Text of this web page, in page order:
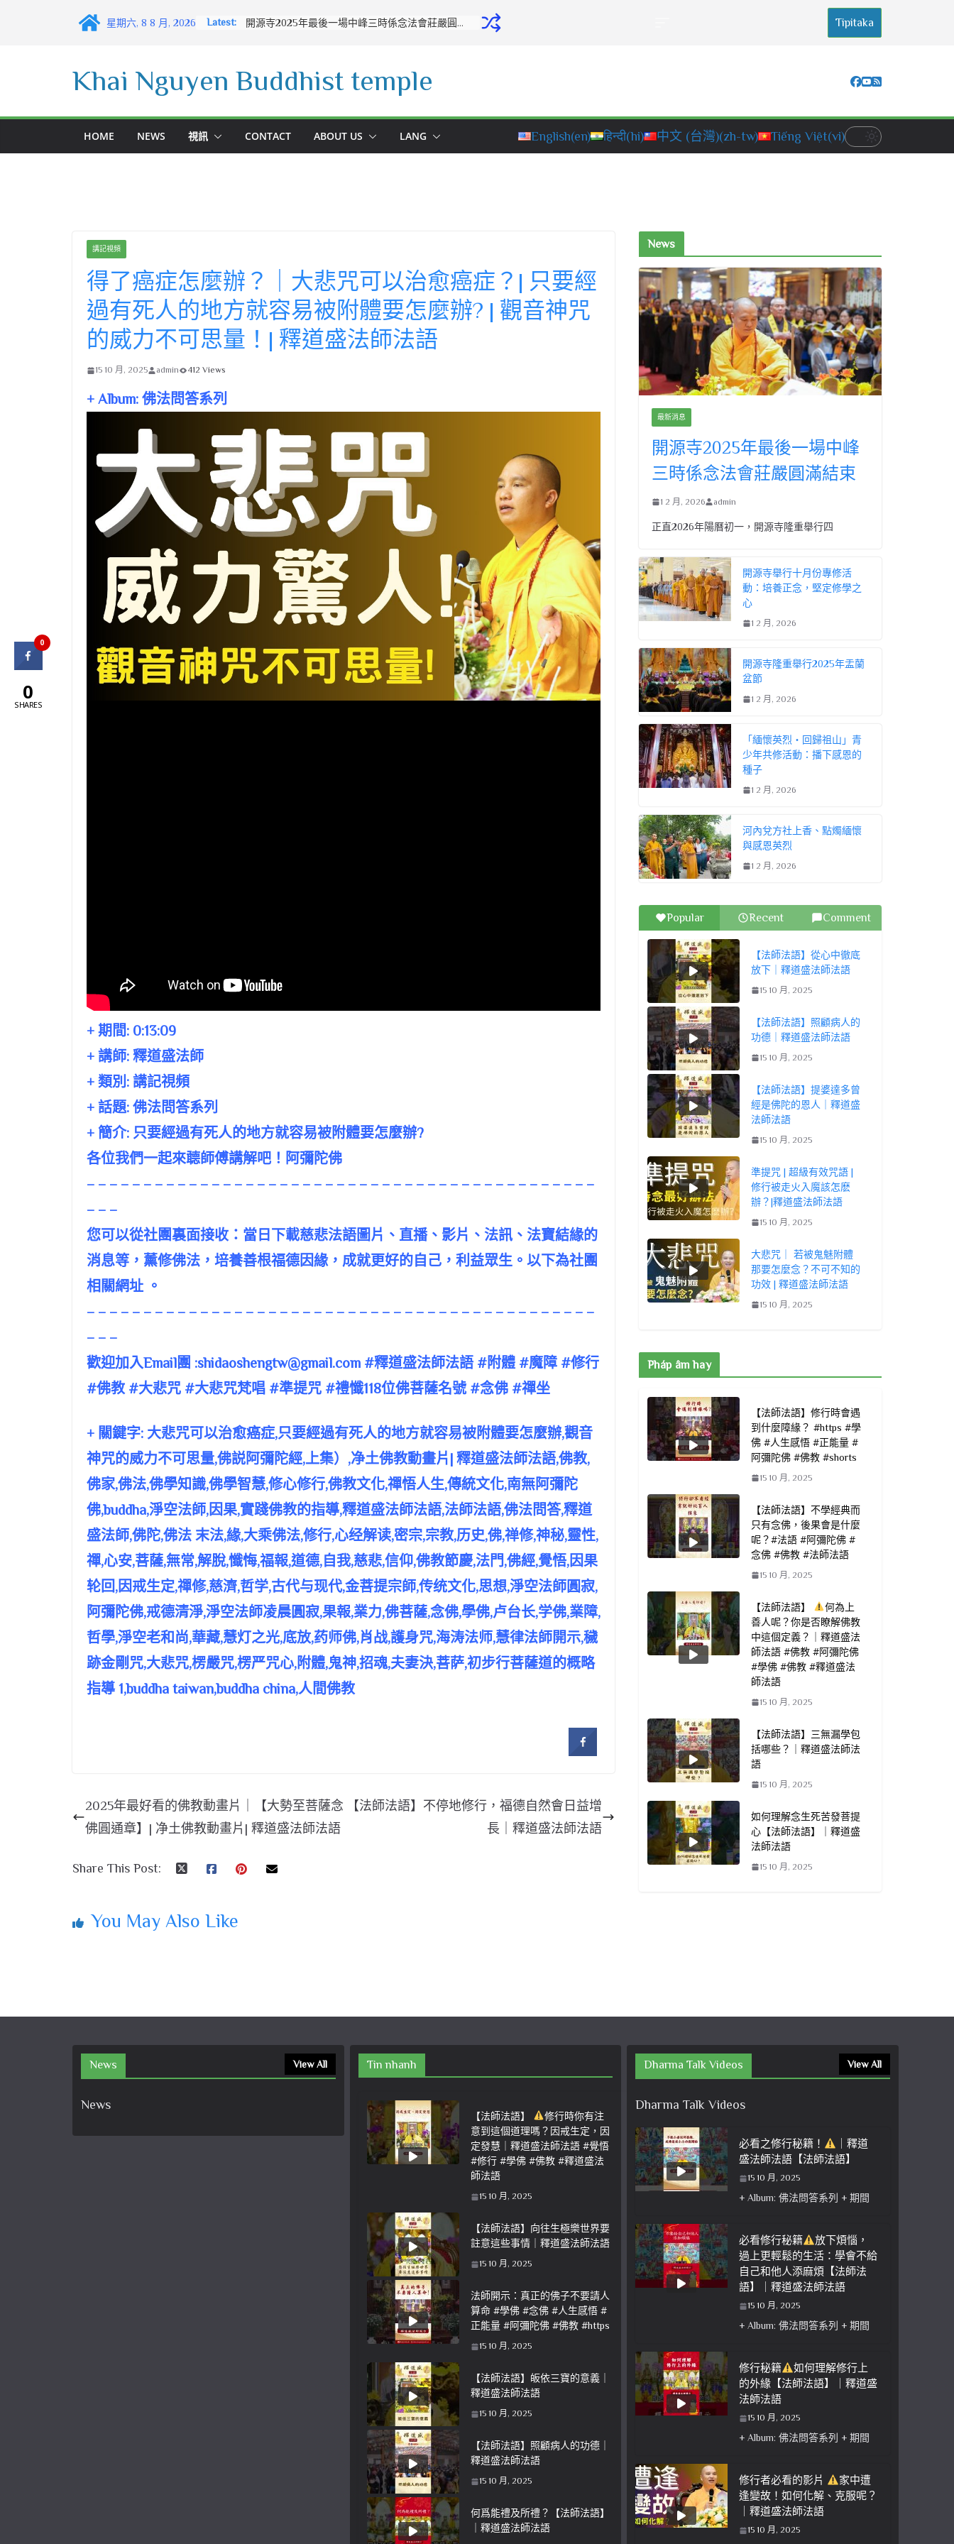
星期六, 8 8 月, 2026 Latest: Tipitaka
Khai Nguyen Buddhist temple
HOME NEWS 視訊 CONTACT ABOUT US LANG English(en) हिन्दी(hi) 中文 (台灣)(zh-tw) Tiếng Việt(vi)
講記視頻
得了癌症怎麼辦？｜大悲咒可以治愈癌症？| 只要經
過有死人的地方就容易被附體要怎麼辦? | 觀音神咒
的威力不可思量！| 釋道盛法師法語
15 10 月, 2025 admin 412 Views
+ Album: 佛法問答系列
+ 期間: 0:13:09
+ 講師: 釋道盛法師
+ 類別: 講記視頻
+ 話題: 佛法問答系列
+ 簡介: 只要經過有死人的地方就容易被附體要怎麼辦?
各位我們一起來聼師傅講解吧！阿彌陀佛
– – – – – – – – – – – – – – – – – – – – – – – – – – – – – – – – – – – – – – – – – – – – –
– – –
您可以從社團裏面接收：當日下載慈悲法語圖片、直播、影片、法訊、法寶結緣的
消息等，薰修佛法，培養善根福德因緣，成就更好的自己，利益眾生。以下為社團
相關網址 。
– – – – – – – – – – – – – – – – – – – – – – – – – – – – – – – – – – – – – – – – – – – – –
– – –
歡迎加入Email團 :shidaoshengtw@gmail.com #釋道盛法師法語 #附體 #魔障 #修行
#佛教 #大悲咒 #大悲咒梵唱 #準提咒 #禮懺118位佛菩薩名號 #念佛 #禪坐
+ 關鍵字: 大悲咒可以治愈癌症,只要經過有死人的地方就容易被附體要怎麼辦,觀音
神咒的威力不可思量,佛説阿彌陀經,上集）,净土佛教動畫片| 釋道盛法師法語,佛教,
佛家,佛法,佛學知識,佛學智慧,修心修行,佛教文化,禪悟人生,傳統文化,南無阿彌陀
佛,buddha,淨空法師,因果,實踐佛教的指導,釋道盛法師法語,法師法語,佛法問答,釋道
盛法師,佛陀,佛法 末法,緣,大乘佛法,修行,心经解读,密宗,宗教,历史,佛,禅修,神秘,靈性,
禪,心安,菩薩,無常,解脫,懺悔,福報,道德,自我,慈悲,信仰,佛教節慶,法門,佛經,覺悟,因果
轮回,因戒生定,禪修,慈濟,哲学,古代与现代,金菩提宗師,传统文化,思想,淨空法師圓寂,
阿彌陀佛,戒德清淨,淨空法師凌晨圓寂,果報,業力,佛菩薩,念佛,學佛,卢台长,学佛,業障,
哲學,淨空老和尚,華藏,慧灯之光,底放,药师佛,肖战,護身咒,海涛法师,慧律法師開示,穢
跡金剛咒,大悲咒,楞嚴咒,楞严咒心,附體,鬼神,招魂,夫妻決,菩萨,初步行菩薩道的概略
指導 1,buddha taiwan,buddha china,人間佛教
2025年最好看的佛教動畫片｜【大勢至菩薩念
佛圓通章】| 净土佛教動畫片| 釋道盛法師法語
【法師法語】不停地修行，福德自然會日益增
長｜釋道盛法師法語
Share This Post:
You May Also Like
News
最新消息
開源寺2025年最後一場中峰
三時係念法會莊嚴圓滿結束
1 2 月, 2026 admin
正直2026年陽曆初一，開源寺隆重舉行四
開源寺舉行十月份專修活
動：培養正念，堅定修學之
心
1 2 月, 2026
開源寺隆重舉行2025年盂蘭
盆節
1 2 月, 2026
「緬懷英烈・回歸祖山」青
少年共修活動：播下感恩的
種子
1 2 月, 2026
河內兌方社上香、點燭緬懷
與感恩英烈
1 2 月, 2026
Popular Recent Comment
【法師法語】從心中徹底
放下｜釋道盛法師法語
15 10 月, 2025
【法師法語】照顧病人的
功德｜釋道盛法師法語
15 10 月, 2025
【法師法語】提婆達多曾
經是佛陀的恩人｜釋道盛
法師法語
15 10 月, 2025
準提咒 | 超級有效咒語 |
修行被走火入魔該怎麽
辦？|釋道盛法師法語
15 10 月, 2025
大悲咒｜ 若被鬼魅附體
那要怎麼念？不可不知的
功效 | 釋道盛法師法語
15 10 月, 2025
Pháp âm hay
【法師法語】修行時會遇
到什麼障緣？ #https #學
佛 #人生感悟 #正能量 #
阿彌陀佛 #佛教 #shorts
15 10 月, 2025
【法師法語】不學經典而
只有念佛，後果會是什麼
呢？#法語 #阿彌陀佛 #
念佛 #佛教 #法師法語
15 10 月, 2025
【法師法語】
何為上
善人呢？你是否瞭解佛教
中這個定義？｜釋道盛法
師法語 #佛教 #阿彌陀佛
#學佛 #佛教 #釋道盛法
師法語
15 10 月, 2025
【法師法語】三無漏學包
括哪些？｜釋道盛法師法
語
15 10 月, 2025
如何理解念生死苦發菩提
心【法師法語】｜釋道盛
法師法語
15 10 月, 2025
News View All
News
Tin nhanh
【法師法語】
修行時你有注
意到這個道理嗎？因戒生定，因
定發慧｜釋道盛法師法語 #覺悟
#修行 #學佛 #佛教 #釋道盛法
師法語
15 10 月, 2025
【法師法語】向往生極樂世界要
註意這些事情｜釋道盛法師法語
15 10 月, 2025
法師開示：真正的佛子不要請人
算命 #學佛 #念佛 #人生感悟 #
正能量 #阿彌陀佛 #佛教 #https
15 10 月, 2025
【法師法語】皈依三寶的意義｜
釋道盛法師法語
15 10 月, 2025
【法師法語】照顧病人的功德｜
釋道盛法師法語
15 10 月, 2025
何爲能禮及所禮？【法師法語】
｜釋道盛法師法語
Dharma Talk Videos View All
Dharma Talk Videos
必看之修行秘籍！
｜釋道
盛法師法語【法師法語】
15 10 月, 2025
+ Album: 佛法問答系列 + 期間
必看修行秘籍
放下煩惱，
過上更輕鬆的生活：學會不給
自己和他人添麻煩【法師法
語】｜釋道盛法師法語
15 10 月, 2025
+ Album: 佛法問答系列 + 期間
修行秘籍
如何理解修行上
的外緣【法師法語】｜釋道盛
法師法語
15 10 月, 2025
+ Album: 佛法問答系列 + 期間
修行者必看的影片
家中遭
逢變故！如何化解、克服呢？
｜釋道盛法師法語
15 10 月, 2025
0
0
SHARES